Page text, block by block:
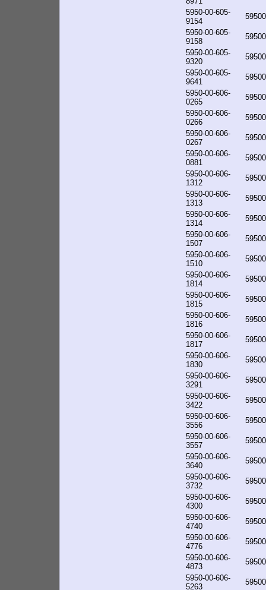
5950-00-605-
9154
5950-00-605-
9158
5950-00-605-
9320
5950-00-605-
9641
5950-00-606-
0265
5950-00-606-
0266
5950-00-606-
0267
5950-00-606-
0881
5950-00-606-
1312
5950-00-606-
1313
5950-00-606-
1314
5950-00-606-
1507
5950-00-606-
1510
5950-00-606-
1814
5950-00-606-
1815
5950-00-606-
1816
5950-00-606-
1817
5950-00-606-
1830
5950-00-606-
3291
5950-00-606-
3422
5950-00-606-
3556
5950-00-606-
3557
5950-00-606-
3640
5950-00-606-
3732
5950-00-606-
4300
5950-00-606-
4740
5950-00-606-
4776
5950-00-606-
4873
5950-00-606-
5263